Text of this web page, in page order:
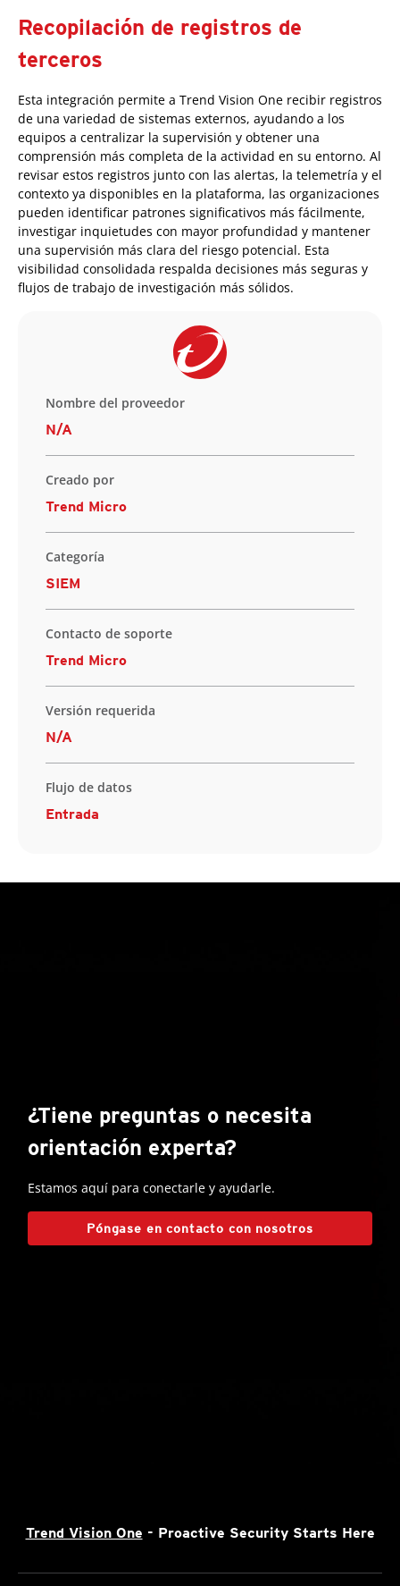
Recopilación de registros de
terceros
Esta integración permite a Trend Vision One recibir registros
de una variedad de sistemas externos, ayudando a los
equipos a centralizar la supervisión y obtener una
comprensión más completa de la actividad en su entorno. Al
revisar estos registros junto con las alertas, la telemetría y el
contexto ya disponibles en la plataforma, las organizaciones
pueden identificar patrones significativos más fácilmente,
investigar inquietudes con mayor profundidad y mantener
una supervisión más clara del riesgo potencial. Esta
visibilidad consolidada respalda decisiones más seguras y
flujos de trabajo de investigación más sólidos.
Nombre del proveedor
N/A
Creado por
Trend Micro
Categoría
SIEM
Contacto de soporte
Trend Micro
Versión requerida
N/A
Flujo de datos
Entrada
¿Tiene preguntas o necesita
orientación experta?
Estamos aquí para conectarle y ayudarle.
Póngase en contacto con nosotros
Trend Vision One - Proactive Security Starts Here